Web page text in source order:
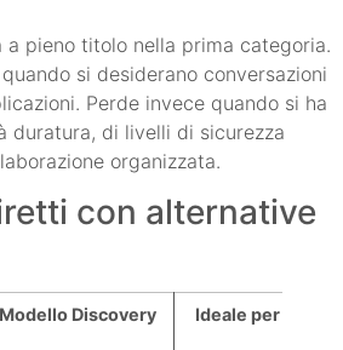
a pieno titolo nella prima categoria.
si desiderano conversazioni
Perde invece quando si ha
duratura, di livelli di sicurezza
organizzata.
con alternative
Modello Discovery Ideale per